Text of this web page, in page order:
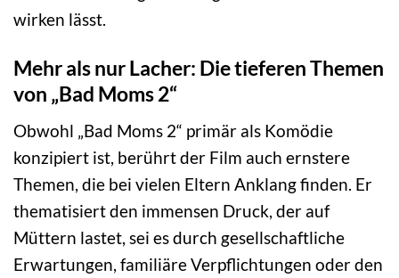
wirken lässt.
Mehr als nur Lacher: Die tieferen Themen
von „Bad Moms 2“
Obwohl „Bad Moms 2“ primär als Komödie
konzipiert ist, berührt der Film auch ernstere
Themen, die bei vielen Eltern Anklang finden. Er
thematisiert den immensen Druck, der auf
Müttern lastet, sei es durch gesellschaftliche
Erwartungen, familiäre Verpflichtungen oder den